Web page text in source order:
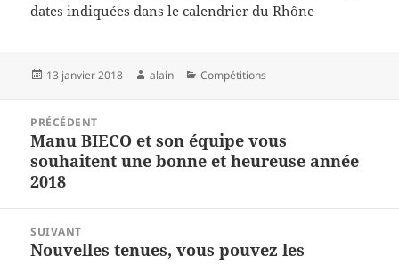
dates indiquées dans le calendrier du Rhône
Publié
13 janvier 2018 Auteur
alain Catégories
Compétitions
l’article
PRÉCÉDENT
Article
précédent :
Manu BIECO et son équipe vous
souhaitent une bonne et heureuse année
2018
SUIVANT
Article
Nouvelles tenues, vous pouvez les